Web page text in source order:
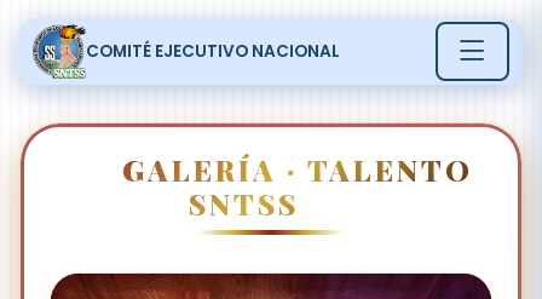
COMITÉ EJECUTIVO NACIONAL
GALERÍA · TALENTO
SNTSS